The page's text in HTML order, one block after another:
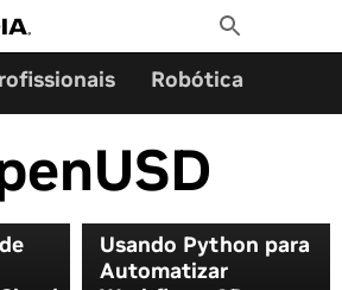
Toggle
Search
Robótica
Usando Python para
Automatizar